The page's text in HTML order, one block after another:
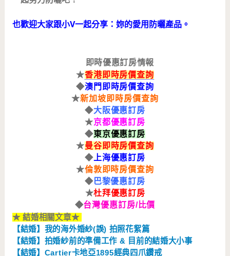
也歡迎大家跟小V一起分享：妳的愛用防曬產品。
即時優惠訂房情報
★香港即時房價查詢
◆澳門即時房價查詢
★新加坡即時房價查詢
◆大阪優惠訂房
★京都優惠訂房
◆東京優惠訂房
★曼谷即時房價查詢
◆上海優惠訂房
★倫敦即時房價查詢
◆巴黎優惠訂房
★杜拜優惠訂房
◆台灣優惠訂房/比價
★ 結婚相關文章★
【結婚】我的海外婚紗(誤) 拍照花絮篇
【結婚】拍婚紗前的準備工作 & 目前的結婚大小事
【結婚】Cartier卡地亞1895經典四爪鑽戒